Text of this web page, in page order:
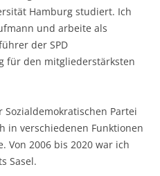
Hamburg studiert. Ich
und arbeite als
der SPD
für den mitgliederstärksten
Partei
in verschiedenen Funktionen
Von 2006 bis 2020 war ich
Sasel.